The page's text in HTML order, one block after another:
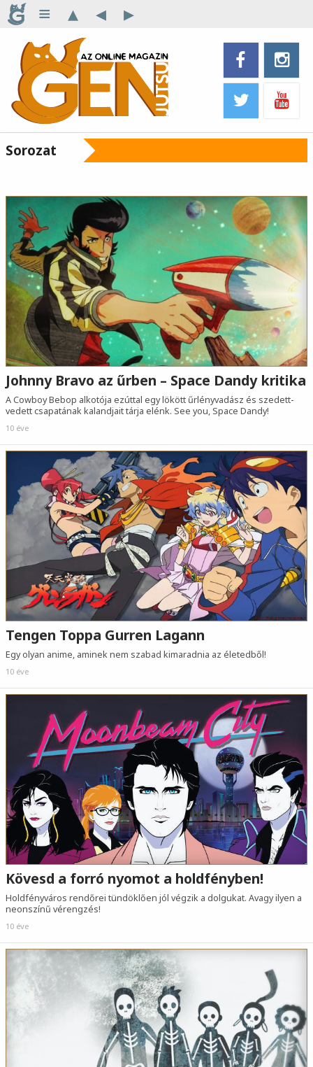
≡ ▴ ◂ ▸
Sorozat
Johnny Bravo az űrben – Space Dandy kritika
A Cowboy Bebop alkotója ezúttal egy lökött űrlényvadász és szedett-
vedett csapatának kalandjait tárja elénk. See you, Space Dandy!
10 éve
Tengen Toppa Gurren Lagann
Egy olyan anime, aminek nem szabad kimaradnia az életedből!
10 éve
Kövesd a forró nyomot a holdfényben!
Holdfényváros rendőrei tündöklően jól végzik a dolgukat. Avagy ilyen a
neonszínű vérengzés!
10 éve